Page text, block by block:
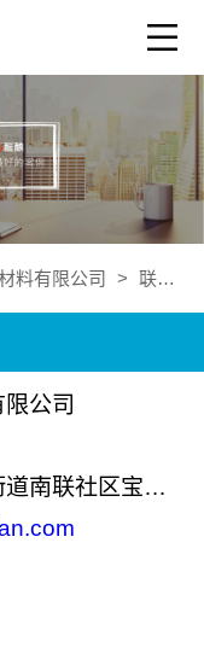
料有限公司 > 联系我们
公司
详细地址：深圳市龙岗区龙岗街道南联社区宝南路77号206